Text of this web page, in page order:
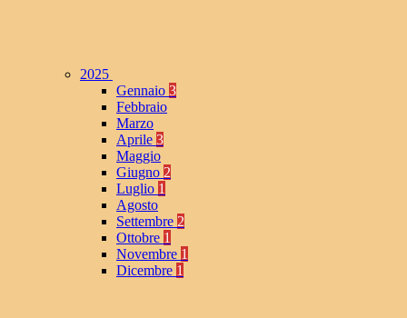
2025
Gennaio 3
Febbraio
Marzo
Aprile 3
Maggio
Giugno 2
Luglio 1
Agosto
Settembre 2
Ottobre 1
Novembre 1
Dicembre 1